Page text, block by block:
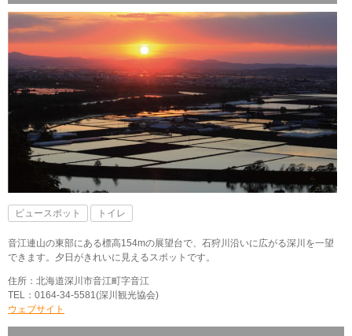
ビュースポット トイレ
音江連山の東部にある標高154mの展望台で、石狩川沿いに広がる深川を一望
できます。夕日がきれいに見えるスポットです。
住所：北海道深川市音江町字音江
TEL：0164-34-5581(深川観光協会)
ウェブサイト